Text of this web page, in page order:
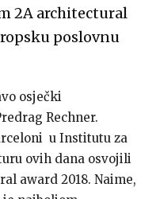
2A architectural
poslovnu
osječki
Rechner.
u Institutu za
ovih dana osvojili
award 2018. Naime,